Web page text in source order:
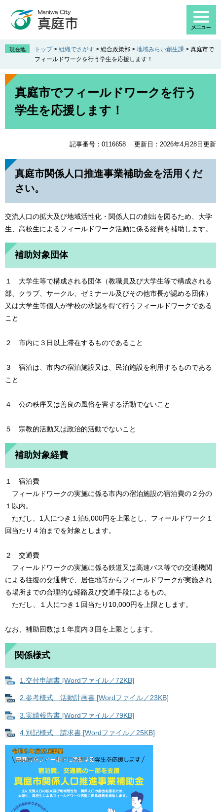
先
。
を
て
現在地 トップ > 組織でさがす > 総合政策部 > 地域みらい創生課 > 真庭市で
フィールドワークを行う学生を応援します！
本
真庭市でフィールドワークを行う
学生を応援します！
記事番号：0116658 更新日：2026年4月28日更新
真庭市関係人口推進事業補助金を活用くだ
さい。
交流人口の拡大及び地域活性化・関係人口の創出を図るため、大学
生、高校生によるフィールドワーク活動に係る経費を補助します。
補助対象団体
１ 大学生等で構成される団体（教職員及び大学生等で構成される
部、クラブ、サークル、ゼミナール及びその他市長が認める団体）
又は大学生等個人が学校の承認を得て行うフィールドワークである
こと
２ 市内に３日以上滞在するものであること
３ 宿泊は、市内の宿泊施設又は、民泊施設を利用するものである
こと
４ 公の秩序又は善良の風俗を害する活動でないこと
５ 宗教的活動又は政治的活動でないこと
補助対象経費
１ 宿泊費
フィールドワークの実施に係る市内の宿泊施設の宿泊費の２分の
１以内。
ただし、1人につき１泊5,000円を上限とし、フィールドワーク１
回当たり４泊までを対象とします。
２ 交通費
フィールドワークの実施に係る鉄道又は高速バス等での交通機関
による往復の交通費で、居住地等からフィールドワークが実施され
る場所までの合理的な経路及び交通手段によるもの。
ただし、１人につき１回当たり10,000円を上限とします。
なお、補助回数は１年度内３回を上限とします。
関係様式
1.交付申請書 [Wordファイル／72KB]
2.参考様式 活動計画書 [Wordファイル／23KB]
3.実績報告書 [Wordファイル／79KB]
4.別記様式 請求書 [Wordファイル／25KB]